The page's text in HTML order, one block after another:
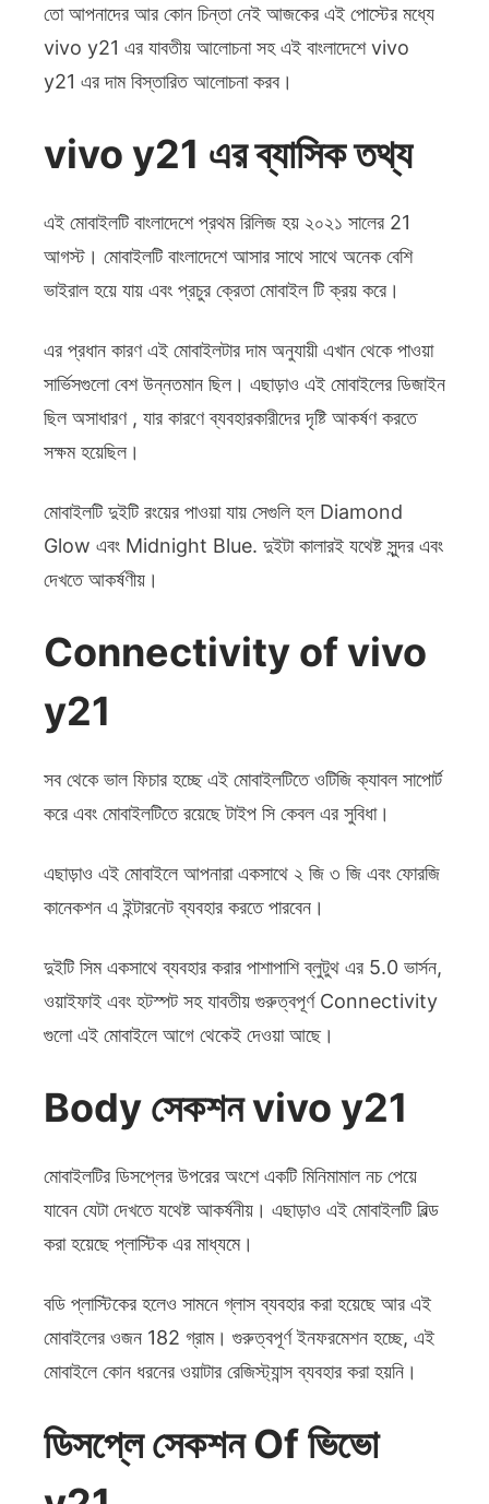
তো আপনাদের আর কোন চিন্তা নেই আজকের এই পোস্টের মধ্যে
vivo y21 এর যাবতীয় আলোচনা সহ এই বাংলাদেশে vivo
y21 এর দাম বিস্তারিত আলোচনা করব।
vivo y21 এর ব্যাসিক তথ্য
এই মোবাইলটি বাংলাদেশে প্রথম রিলিজ হয় ২০২১ সালের 21
আগস্ট। মোবাইলটি বাংলাদেশে আসার সাথে সাথে অনেক বেশি
ভাইরাল হয়ে যায় এবং প্রচুর ক্রেতা মোবাইল টি ক্রয় করে।
এর প্রধান কারণ এই মোবাইলটার দাম অনুযায়ী এখান থেকে পাওয়া
সার্ভিসগুলো বেশ উন্নতমান ছিল। এছাড়াও এই মোবাইলের ডিজাইন
ছিল অসাধারণ , যার কারণে ব্যবহারকারীদের দৃষ্টি আকর্ষণ করতে
সক্ষম হয়েছিল।
মোবাইলটি দুইটি রংয়ের পাওয়া যায় সেগুলি হল Diamond
Glow এবং Midnight Blue. দুইটা কালারই যথেষ্ট সুন্দর এবং
দেখতে আকর্ষণীয়।
Connectivity of vivo
y21
সব থেকে ভাল ফিচার হচ্ছে এই মোবাইলটিতে ওটিজি ক্যাবল সাপোর্ট
করে এবং মোবাইলটিতে রয়েছে টাইপ সি কেবল এর সুবিধা।
এছাড়াও এই মোবাইলে আপনারা একসাথে ২ জি ৩ জি এবং ফোরজি
কানেকশন এ ইন্টারনেট ব্যবহার করতে পারবেন।
দুইটি সিম একসাথে ব্যবহার করার পাশাপাশি ব্লুটুথ এর 5.0 ভার্সন,
ওয়াইফাই এবং হটস্পট সহ যাবতীয় গুরুত্বপূর্ণ Connectivity
গুলো এই মোবাইলে আগে থেকেই দেওয়া আছে।
Body সেকশন vivo y21
মোবাইলটির ডিসপ্লের উপরের অংশে একটি মিনিমামাল নচ পেয়ে
যাবেন যেটা দেখতে যথেষ্ট আকর্ষনীয়। এছাড়াও এই মোবাইলটি বিল্ড
করা হয়েছে প্লাস্টিক এর মাধ্যমে।
বডি প্লাস্টিকের হলেও সামনে গ্লাস ব্যবহার করা হয়েছে আর এই
মোবাইলের ওজন 182 গ্রাম। গুরুত্বপূর্ণ ইনফরমেশন হচ্ছে, এই
মোবাইলে কোন ধরনের ওয়াটার রেজিস্ট্যান্স ব্যবহার করা হয়নি।
ডিসপ্লে সেকশন Of ভিভো